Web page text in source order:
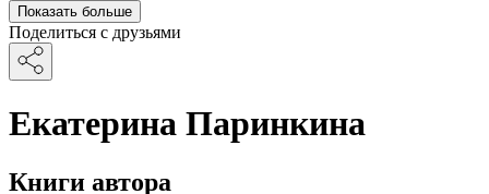
Показать больше
Поделиться с друзьями
Екатерина Паринкина
Книги автора